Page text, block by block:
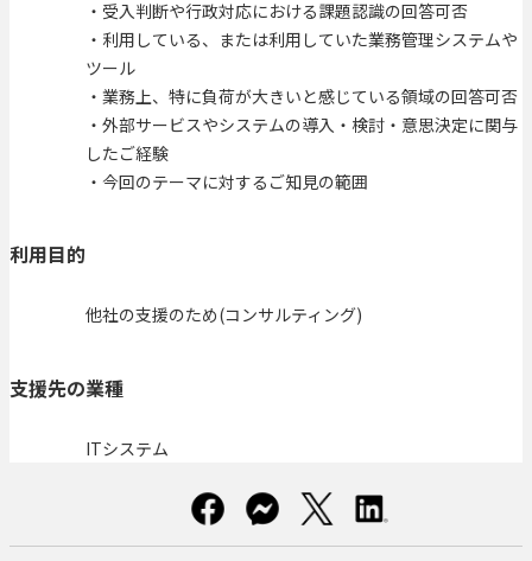
・受入判断や行政対応における課題認識の回答可否
・利用している、または利用していた業務管理システムや
ツール
・業務上、特に負荷が大きいと感じている領域の回答可否
・外部サービスやシステムの導入・検討・意思決定に関与
したご経験
・今回のテーマに対するご知見の範囲
利用目的
他社の支援のため(コンサルティング)
支援先の業種
ITシステム